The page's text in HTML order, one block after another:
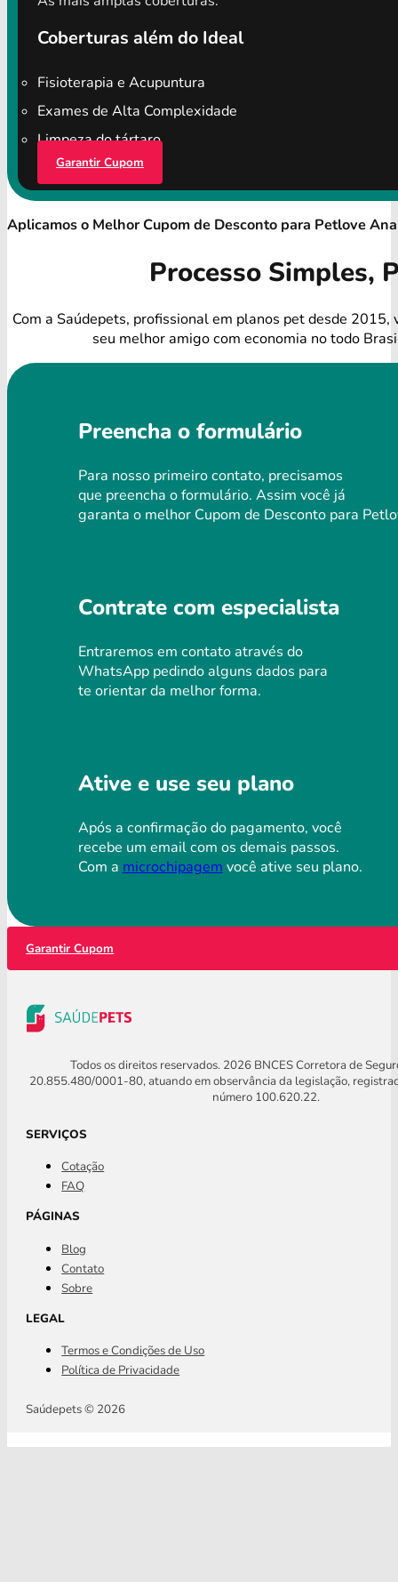
Coberturas além do Ideal
Fisioterapia e Acupuntura
Exames de Alta Complexidade
Limpeza do tártaro
Garantir Cupom
Aplicamos o Melhor Cupom de Desconto para Petlove
Processo Simples,
Com a Saúdepets, profissional em planos pet desde 2015,
seu melhor amigo com economia no todo
Preencha o formulário
Para nosso primeiro contato, precisamos
que preencha o formulário. Assim você já
garanta o melhor Cupom de Desconto para
Contrate com especialista
Entraremos em contato através do
WhatsApp pedindo alguns dados para
te orientar da melhor forma.
Ative e use seu plano
Após a confirmação do pagamento, você
recebe um email com os demais passos.
Com a microchipagem você ative seu plano.
Garantir Cupom
Todos os direitos reservados. 2026 BNCES Corretora de
20.855.480/0001-80, atuando em observância da legislação,
número 100.620.22.
SERVIÇOS
Cotação
FAQ
PÁGINAS
Blog
Contato
Sobre
LEGAL
Termos e Condições de Uso
Política de Privacidade
Saúdepets © 2026